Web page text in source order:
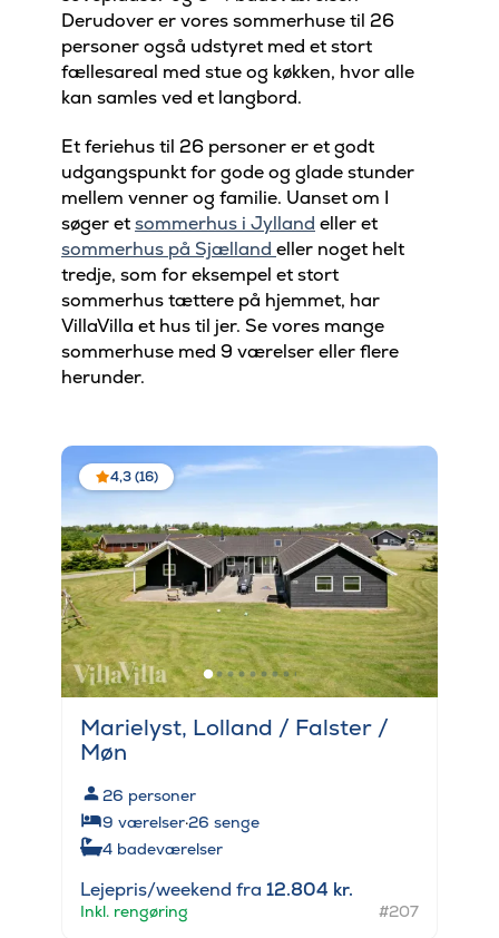
Derudover er vores sommerhuse til 26
personer også udstyret med et stort
fællesareal med stue og køkken, hvor alle
kan samles ved et langbord.
Et feriehus til 26 personer er et godt
udgangspunkt for gode og glade stunder
mellem venner og familie. Uanset om I
søger etsommerhus i Jylland eller et
sommerhus på Sjælland eller noget helt
tredje, som for eksempel et stort
sommerhus tættere på hjemmet, har
VillaVilla et hus til jer. Se vores mange
sommerhuse med 9 værelser eller flere
herunder.
4,3 (16)
Marielyst, Lolland / Falster /
Møn
26 personer
9 værelser·26 senge
4 badeværelser
Lejepris/weekend fra 12.804 kr.
Inkl. rengøring #207